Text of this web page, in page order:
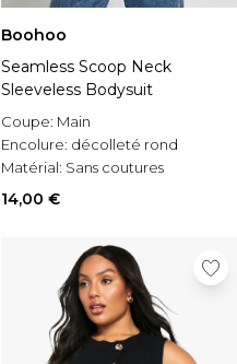
Boohoo
Seamless Scoop Neck
Sleeveless Bodysuit
Coupe: Main
Encolure: décolleté rond
Matérial: Sans coutures
14,00 €